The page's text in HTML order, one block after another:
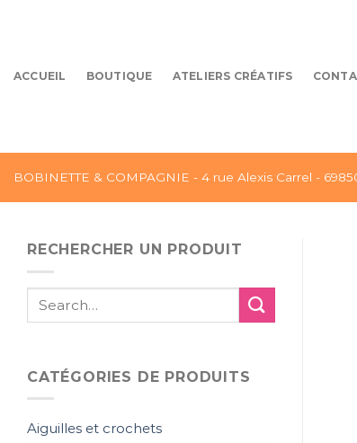
ACCUEIL BOUTIQUE ATELIERS CRÉATIFS
BOBINETTE & COMPAGNIE - 4 rue Alexis Carrel -
RECHERCHER UN PRODUIT
CATÉGORIES DE PRODUITS
Aiguilles et crochets